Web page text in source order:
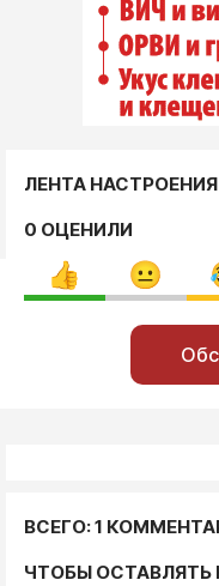
ЛЕНТА НАСТРОЕНИЯ
0 ОЦЕНИЛИ
ВСЕГО: 1
ЧТОБЫ